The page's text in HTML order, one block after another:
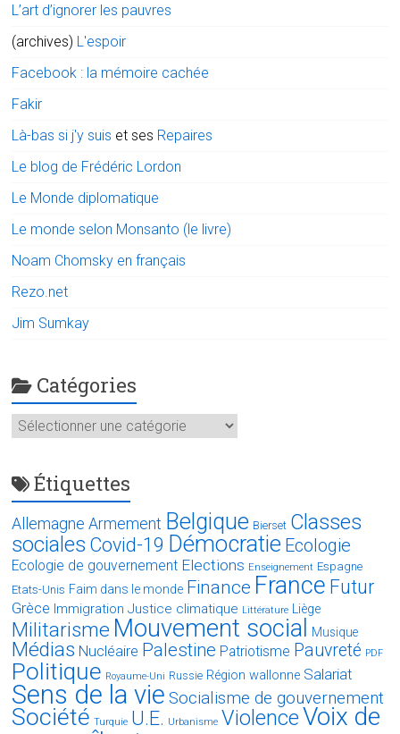
L’art d’ignorer les pauvres
(archives) L'espoir
Facebook : la mémoire cachée
Fakir
Là-bas si j'y suis et ses Repaires
Le blog de Frédéric Lordon
Le Monde diplomatique
Le monde selon Monsanto (le livre)
Noam Chomsky en français
Rezo.net
Jim Sumkay
Catégories
Catégories
Étiquettes
Allemagne Armement Belgique Bierset Classes
sociales Covid-19 Démocratie Ecologie
Ecologie de gouvernement Elections Enseignement Espagne
Etats-Unis Faim dans le monde Finance France Futur
Grèce Immigration Justice climatique Littérature Liège
Militarisme Mouvement social Musique
Médias Nucléaire Palestine Patriotisme Pauvreté PDF
Politique Royaume-Uni Russie Région wallonne Salariat
Sens de la vie Socialisme de gouvernement
Société Turquie U.E. Urbanisme ViolenceVoix de